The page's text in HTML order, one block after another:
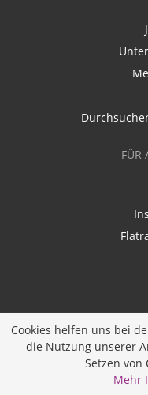
FÜR
Ein Unternehmen der
Cookies helfen uns bei
die Nutzung unserer
Setzen von
Mehr